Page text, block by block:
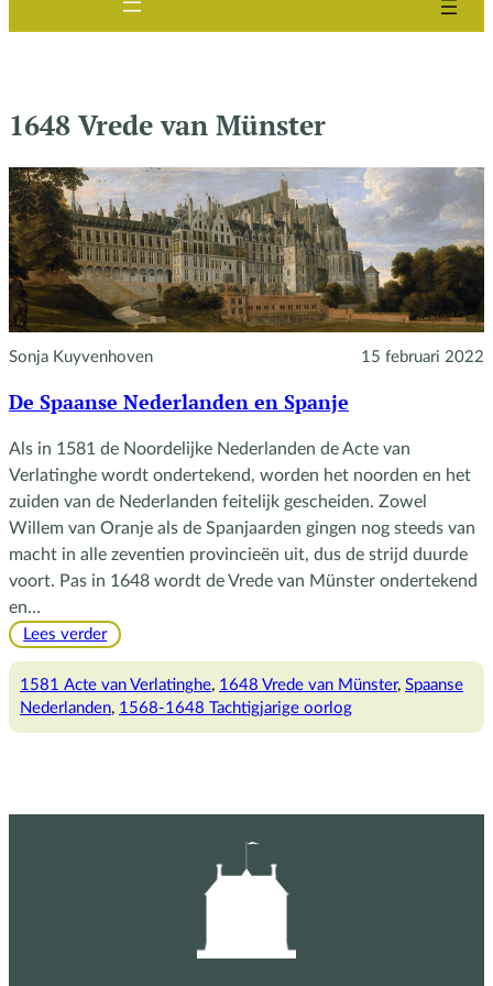
1648 Vrede van Münster
Sonja Kuyvenhoven 15 februari 2022
De Spaanse Nederlanden en Spanje
Als in 1581 de Noordelijke Nederlanden de Acte van
Verlatinghe wordt ondertekend, worden het noorden en het
zuiden van de Nederlanden feitelijk gescheiden. Zowel
Willem van Oranje als de Spanjaarden gingen nog steeds van
macht in alle zeventien provincieën uit, dus de strijd duurde
voort. Pas in 1648 wordt de Vrede van Münster ondertekend
en…
Lees verder:
Spaanse
Nederlanden
1581 Acte van Verlatinghe, 1648 Vrede van Münster, Spaanse
Nederlanden, 1568-1648 Tachtigjarige oorlog